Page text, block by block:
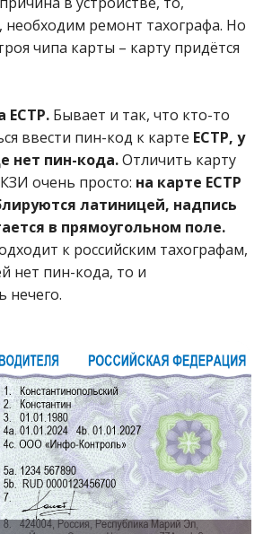
необходим ремонт тахографа. Но
чипа карты – карту придётся
ЕСТР. Бывает и так, что кто-то
ввести пин-код к карте ЕСТР, у
нет пин-кода.Отличить карту
очень просто: на карте ЕСТР
латиницей, надпись
в прямоугольном поле.
к российским тахографам,
нет пин-кода, то и
нечего.